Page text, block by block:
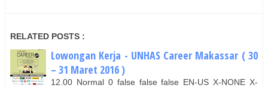
RELATED POSTS :
Lowongan Kerja - UNHAS Career Makassar ( 30
– 31 Maret 2016 )
12.00 Normal 0 false false false EN-US X-NONE X-